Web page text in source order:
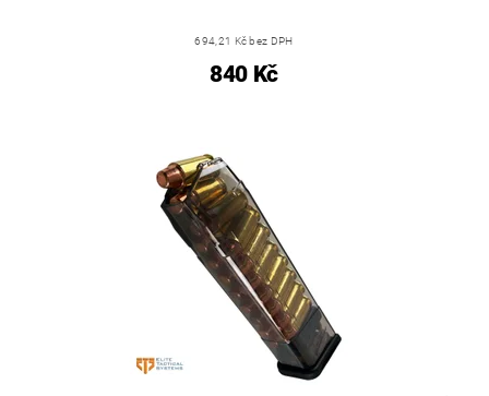
694,21 Kč bez DPH
840 Kč